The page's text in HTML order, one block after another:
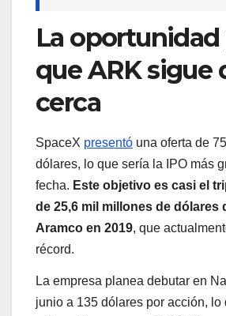
La oportunidad
que ARK sigue
cerca
SpaceX presentó una oferta de
dólares, lo que sería la IPO más
fecha. Este objetivo es casi el
de 25,6 mil millones de dólares
Aramco en 2019, que
récord.
La empresa planea debutar en
junio a 135 dólares por acción, lo